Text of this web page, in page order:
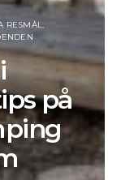
RESMÅL
på